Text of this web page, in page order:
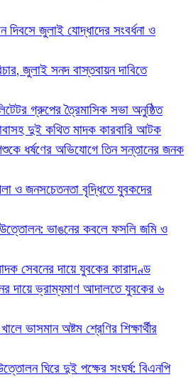
জুলাই যোদ্ধাদের সংবর্ধনা ও
জুলাই সনদ বাস্তবায়ন দাবিতে
গ্রুপের ত্রৈমাসিক সভা অনুষ্ঠিত
দুই কথিত মাদক কারবারি আটক
ধর্ষণের অভিযোগে তিন সন্তানের জনক
ও জনসচেতনতা বৃদ্ধিতে যুবকদের
উত্তোলন: ভাঙনের কবলে ফসলি জমি ও
সেবনের দায়ে যুবকের কারাদণ্ড
দায়ে ভ্রাম্যমাণ আদালতে যুবকের ৬
ভাসমান অষ্টম শ্রেণির শিক্ষার্থীর
ঘিরে দুই পক্ষের সংঘর্ষ: বিএনপি